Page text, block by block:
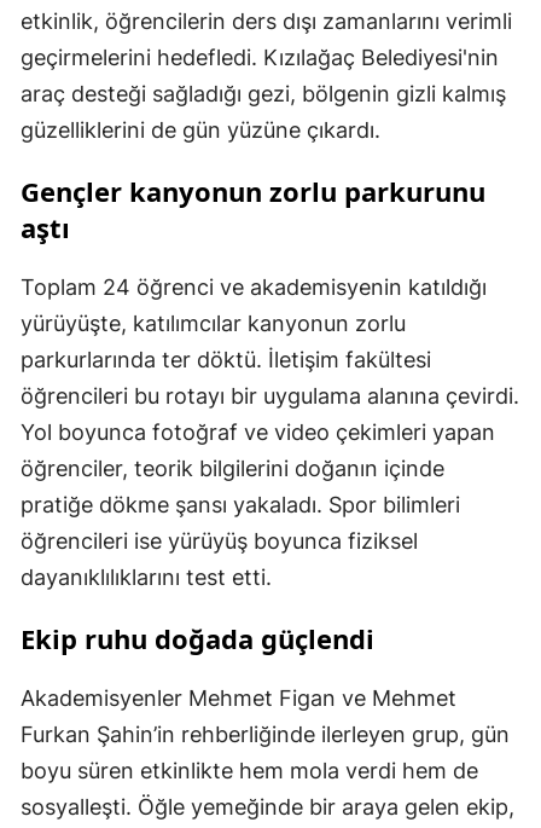
etkinlik, öğrencilerin ders dışı zamanlarını verimli
geçirmelerini hedefledi. Kızılağaç Belediyesi'nin
araç desteği sağladığı gezi, bölgenin gizli kalmış
güzelliklerini de gün yüzüne çıkardı.
Gençler kanyonun zorlu parkurunu
aştı
Toplam 24 öğrenci ve akademisyenin katıldığı
yürüyüşte, katılımcılar kanyonun zorlu
parkurlarında ter döktü. İletişim fakültesi
öğrencileri bu rotayı bir uygulama alanına çevirdi.
Yol boyunca fotoğraf ve video çekimleri yapan
öğrenciler, teorik bilgilerini doğanın içinde
pratiğe dökme şansı yakaladı. Spor bilimleri
öğrencileri ise yürüyüş boyunca fiziksel
dayanıklılıklarını test etti.
Ekip ruhu doğada güçlendi
Akademisyenler Mehmet Figan ve Mehmet
Furkan Şahin’in rehberliğinde ilerleyen grup, gün
boyu süren etkinlikte hem mola verdi hem de
sosyalleşti. Öğle yemeğinde bir araya gelen ekip,